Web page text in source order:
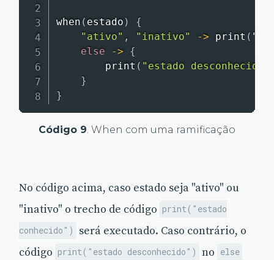
when ( estado )
{
"ativo" , "inativo" -> print (
else
->
{
print ( "estado desconhecido"
}
}
Código 9 . When com uma ramificação
No código acima, caso estado seja "ativo" ou
"inativo" o trecho de código print("estado
conhecido")
será executado. Caso contrário, o
código print("estado desconhecido") no else